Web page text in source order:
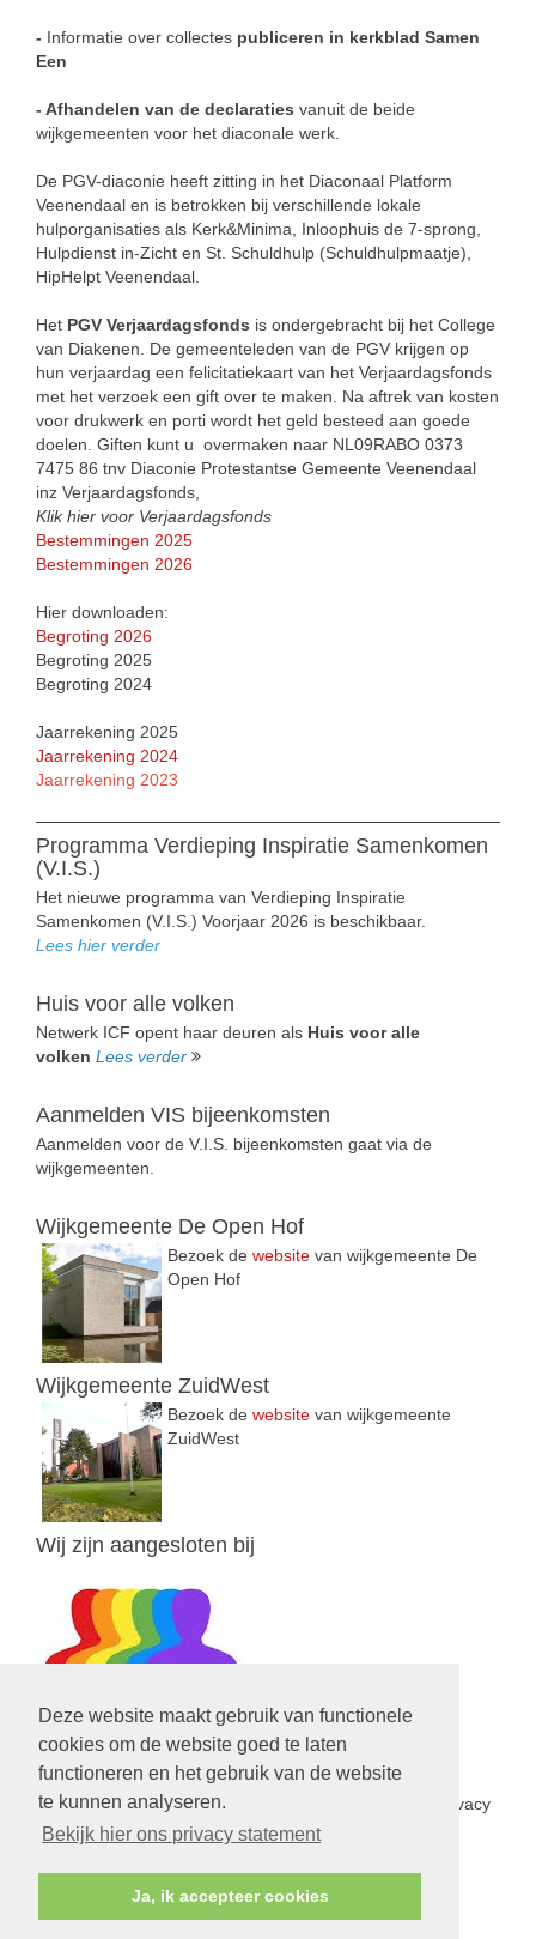
Deze website maakt gebruik van functionele
cookies om de website goed te laten
functioneren en het gebruik van de website
te kunnen analyseren.
Bekijk hier ons privacy statement
Ja, ik accepteer cookies
- Informatie over collectes publiceren in kerkblad Samen
Een
- Afhandelen van de declaraties vanuit de beide
wijkgemeenten voor het diaconale werk.
De PGV-diaconie heeft zitting in het Diaconaal Platform
Veenendaal en is betrokken bij verschillende lokale
hulporganisaties als Kerk&Minima, Inloophuis de 7-sprong,
Hulpdienst in-Zicht en St. Schuldhulp (Schuldhulpmaatje),
HipHelpt Veenendaal.
Het PGV Verjaardagsfonds is ondergebracht bij het College
van Diakenen. De gemeenteleden van de PGV krijgen op
hun verjaardag een felicitatiekaart van het Verjaardagsfonds
met het verzoek een gift over te maken. Na aftrek van kosten
voor drukwerk en porti wordt het geld besteed aan goede
doelen. Giften kunt u overmaken naar NL09RABO 0373
7475 86 tnv Diaconie Protestantse Gemeente Veenendaal
inz Verjaardagsfonds,
Klik hier voor Verjaardagsfonds
Bestemmingen 2025
Bestemmingen 2026
Hier downloaden:
Begroting 2026
Begroting 2025
Begroting 2024
Jaarrekening 2025
Jaarrekening 2024
Jaarrekening 2023
Programma Verdieping Inspiratie Samenkomen
(V.I.S.)
Het nieuwe programma van Verdieping Inspiratie
Samenkomen (V.I.S.) Voorjaar 2026 is beschikbaar.
Lees hier verder
Huis voor alle volken
Netwerk ICF opent haar deuren als Huis voor alle
volken Lees verder
Aanmelden VIS bijeenkomsten
Aanmelden voor de V.I.S. bijeenkomsten gaat via de
wijkgemeenten.
Wijkgemeente De Open Hof
Bezoek de website van wijkgemeente De
Open Hof
Wijkgemeente ZuidWest
Bezoek de website van wijkgemeente
ZuidWest
Wij zijn aangesloten bij
Privacy Statement
In het kader van de nieuwe privacy wetgeving is een privacy
statement opgesteld voor de PGV.Lees hier verder